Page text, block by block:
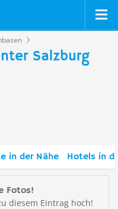
Salzburg
in der Nähe Hotels in
Fotos!
diesem Eintrag hoch!